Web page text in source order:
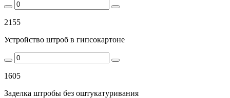
2155
Устройство штроб в гипсокартоне
1605
Заделка штробы без оштукатуривания